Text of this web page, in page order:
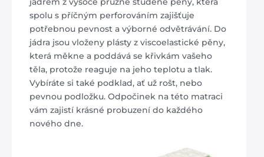
spolu s příčným perforováním zajišťuje
potřebnou pevnost a výborné odvětrávání. Do
jádra jsou vloženy plásty z viscoelastické pěny,
která měkne a poddává se křivkám vašeho
těla, protože reaguje na jeho teplotu a tlak.
Vybíráte si také podklad, ať už rošt, nebo
pevnou podložku. Odpočinek na této matraci
vám zajistí krásné probuzení do každého
nového dne.